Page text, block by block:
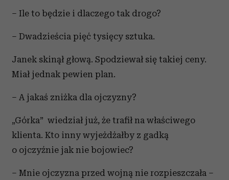
– Ile to będzie i dlaczego tak drogo?
– Dwadzieścia pięć tysięcy sztuka.
Janek skinął głową. Spodziewał się takiej ceny.
Miał jednak pewien plan.
– A jakaś zniżka dla ojczyzny?
„Górka” wiedział już, że trafił na właściwego
klienta. Kto inny wyjeżdżałby z gadką
o ojczyźnie jak nie bojowiec?
– Mnie ojczyzna przed wojną nie rozpieszczała –